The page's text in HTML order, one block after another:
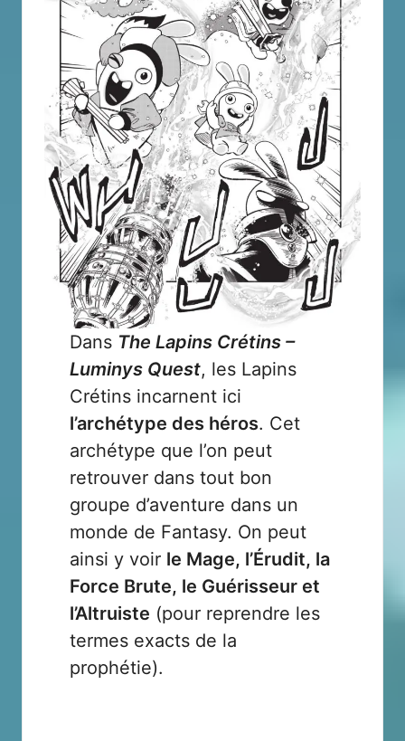
Dans The Lapins Crétins –
Luminys Quest, les Lapins
Crétins incarnent ici
l’archétype des héros. Cet
archétype que l’on peut
retrouver dans tout bon
groupe d’aventure dans un
monde de Fantasy. On peut
ainsi y voir le Mage, l’Érudit, la
Force Brute, le Guérisseur et
l’Altruiste (pour reprendre les
termes exacts de la
prophétie).